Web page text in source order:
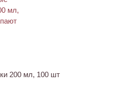
200 мл, 100 шт